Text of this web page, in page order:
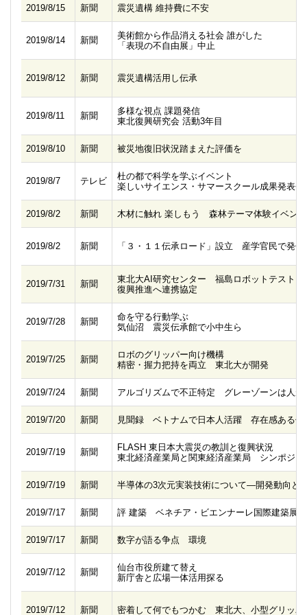
2019/8/15 新聞 震災遺構 維持費に不安
2019/8/14 新聞
美術館から作品消える社会 誰がした
「表現の不自由展」中止
2019/8/12 新聞 震災遺構活用し伝承
2019/8/11 新聞
多様な視点 課題発信
東北復興研究会 活動3年目
2019/8/10 新聞 被災地復旧状況踏まえた評価を
2019/8/7 テレビ
杜の都で科学を学ぶイベント
楽しいサイエンス・サマースクール成果発表会
2019/8/2 新聞 木材に触れ 楽しもう 森林テーマ体験イベント
2019/8/2 新聞 「３・１１伝承ロード」設立 産学官民で発信
2019/7/31 新聞
東北大AI研究センター 福島ロボットテストフ
復興推進へ連携協定
2019/7/28 新聞
命を守る行動学ぶ
気仙沼 震災伝承館で小中生ら
2019/7/25 新聞
ロボのグリッパー向け機構
精密・握力把持を両立 東北大が開発
2019/7/24 新聞 アルゴリズムで不正特定 グレーゾーンは人が
2019/7/20 新聞 見聞録 ベトナムで日本人活躍 存在感ある住
2019/7/19 新聞
FLASH 東日本大震災の教訓と復興状況
東北経済産業局と関東経済産業局 シンポジウ
2019/7/19 新聞 半導体の3次元実装技術について―開発動向と
2019/7/17 新聞 評 建築 ベネチア・ビエンナーレ国際建築展
2019/7/17 新聞 数字が語る争点 環境
2019/7/12 新聞
仙台市役所建て替え
新庁舎と広場一体活用探る
2019/7/12 新聞 密着して何でもつかむ 東北大、小型グリッパ